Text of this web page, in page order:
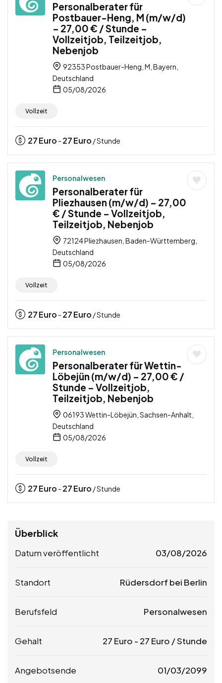
Personalberater für
Postbauer-Heng, M (m/w/d)
– 27,00 € / Stunde –
Vollzeitjob, Teilzeitjob,
Nebenjob
92353 Postbauer-Heng, M, Bayern,
Deutschland
05/08/2026
Vollzeit
27Euro - 27Euro / Stunde
Personalwesen
Personalberater für
Pliezhausen (m/w/d) – 27,00
€ / Stunde – Vollzeitjob,
Teilzeitjob, Nebenjob
72124 Pliezhausen, Baden-Württemberg,
Deutschland
05/08/2026
Vollzeit
27Euro - 27Euro / Stunde
Personalwesen
Personalberater für Wettin-
Löbejün (m/w/d) – 27,00 € /
Stunde – Vollzeitjob,
Teilzeitjob, Nebenjob
06193 Wettin-Löbejün, Sachsen-Anhalt,
Deutschland
05/08/2026
Vollzeit
27Euro - 27Euro / Stunde
Überblick
Datum veröffentlicht 03/08/2026
Standort Rüdersdorf bei Berlin
Berufsfeld Personalwesen
Gehalt 27 Euro - 27 Euro / Stunde
Angebotsende 01/03/2099